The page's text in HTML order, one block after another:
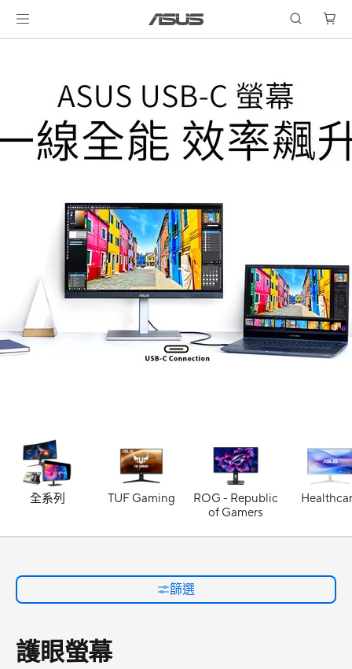
全系列 TUF Gaming
ROG - Republic
of Gamers
篩選
護眼螢幕